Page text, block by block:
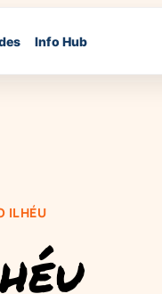
Info Hub
ILHÉU